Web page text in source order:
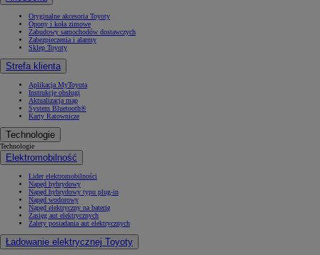
Oryginalne akcesoria Toyoty
Opony i koła zimowe
Zabudowy samochodów dostawczych
Zabezpieczenia i alarmy
Sklep Toyoty
Strefa klienta
Aplikacja MyToyota
Instrukcje obsługi
Aktualizacja map
System Bluetooth®
Karty Ratownicze
Technologie
Technologie
Elektromobilność
Lider elektromobilności
Napęd hybrydowy
Napęd hybrydowy typu plug-in
Napęd wodorowy
Napęd elektryczny na baterię
Zasięg aut elektrycznych
Zalety posiadania aut elektrycznych
Ładowanie elektrycznej Toyoty